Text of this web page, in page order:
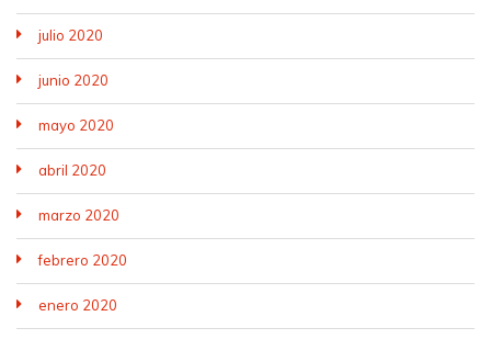
julio 2020
junio 2020
mayo 2020
abril 2020
marzo 2020
febrero 2020
enero 2020